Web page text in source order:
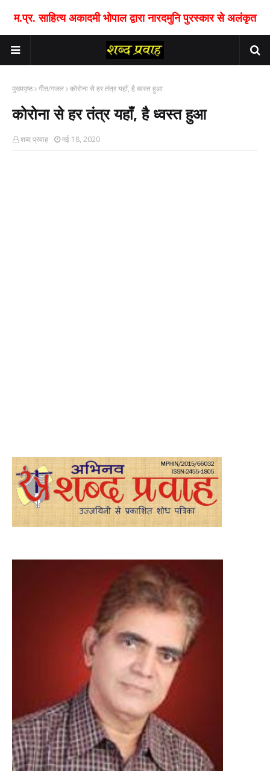
म.प्र. साहित्य अकादमी भोपाल द्वारा नारदमुनि पुरस्कार से अलंकृत
मुख्यपृष्ठ गीत/गजल कोरोना से हर तंत्र यहाँ, है ध्‍वस्‍त हुआ
कोरोना से हर तंत्र यहाँ, है ध्‍वस्‍त हुआ
शब्द प्रवाह मई 18, 2020